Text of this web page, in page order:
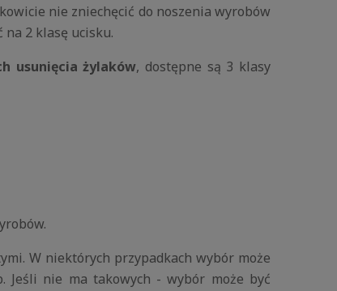
nie zniechęcić do noszenia wyrobów
na 2 klasę ucisku.
usunięcia żylaków, dostępne są 3 klasy
W niektórych przypadkach wybór może
Jeśli nie ma takowych - wybór może być